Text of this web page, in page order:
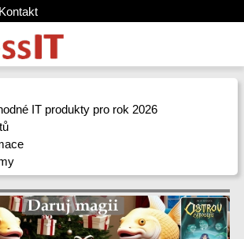
Kontakt
IT produkty pro rok 2026